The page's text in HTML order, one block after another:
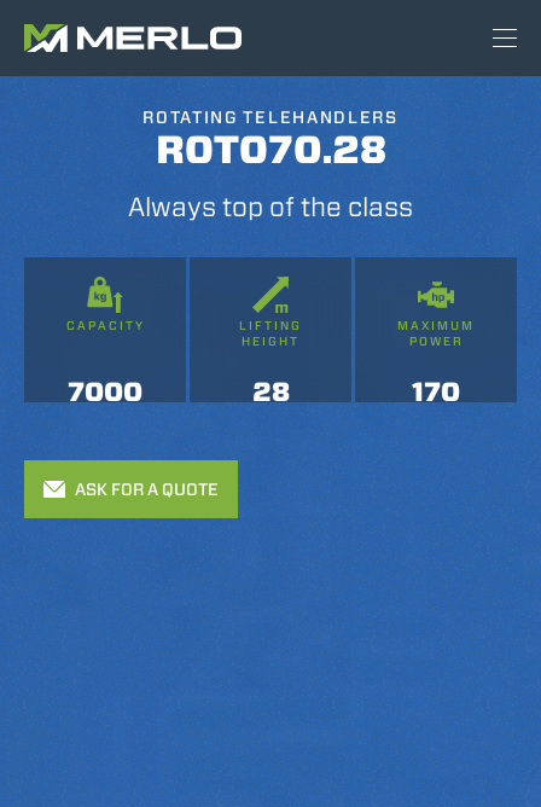
ROTATING TELEHANDLERS
ROTO70.28
Always top of the class
CAPACITY
7000
LIFTING
HEIGHT
28
MAXIMUM
POWER
170
ASK FOR A QUOTE